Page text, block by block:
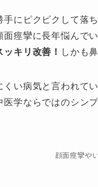
手にピクピクして落
面痙攣に長年悩んで
ッキリ改善！
しかも
くい病気と言われ
医学ならではのシン
顔面痙攣や